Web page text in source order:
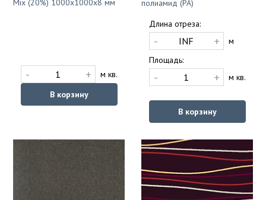
Mix (20%) 1000x1000x8 мм
- +
м кв.
В корзину
полиамид (PA)
Длина отреза:
- +
м
Площадь:
- + м кв.
В корзину